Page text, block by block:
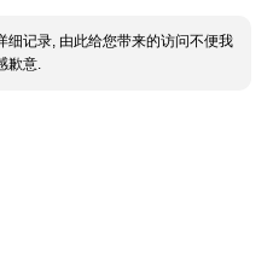
细记录, 由此给您带来的访问不便我
歉意.